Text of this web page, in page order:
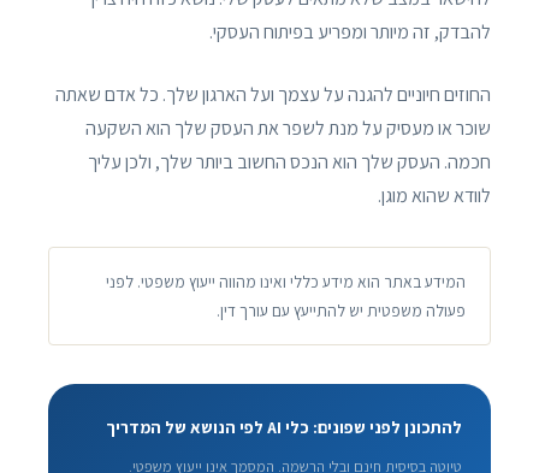
להבדק, זה מיותר ומפריע בפיתוח העסקי.
החוזים חיוניים להגנה על עצמך ועל הארגון שלך. כל אדם שאתה
שוכר או מעסיק על מנת לשפר את העסק שלך הוא השקעה
חכמה. העסק שלך הוא הנכס החשוב ביותר שלך, ולכן עליך
לוודא שהוא מוגן.
המידע באתר הוא מידע כללי ואינו מהווה ייעוץ משפטי. לפני
פעולה משפטית יש להתייעץ עם עורך דין.
להתכונן לפני שפונים: כלי AI לפי הנושא של המדריך
טיוטה בסיסית חינם ובלי הרשמה. המסמך אינו ייעוץ משפטי.